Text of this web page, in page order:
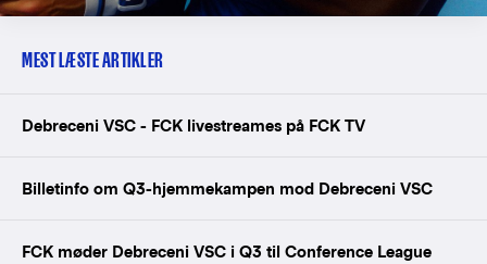
MEST LÆSTE ARTIKLER
Debreceni VSC - FCK livestreames på FCK TV
Billetinfo om Q3-hjemmekampen mod Debreceni VSC
FCK møder Debreceni VSC i Q3 til Conference League